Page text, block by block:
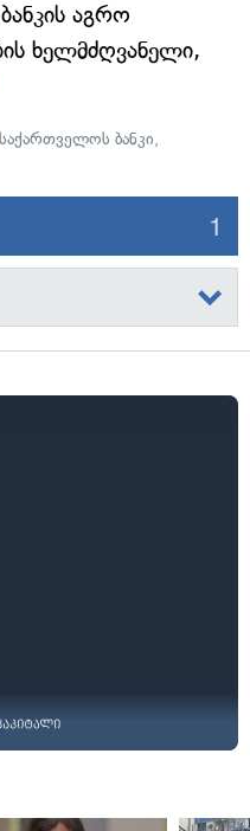
აგრო
ხელმძღვანელი,
საქართველოს ბანკი,
1